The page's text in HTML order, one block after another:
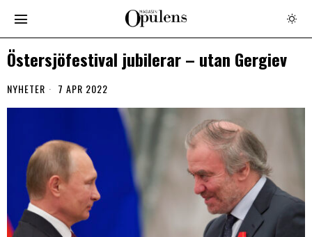
Östersjöfestival jubilerar – utan Gergiev
NYHETER 7 APR 2022